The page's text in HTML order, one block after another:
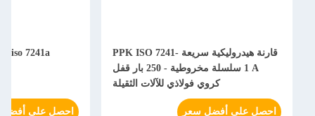
قارنة هيدروليكية سريعة PPK ISO 7241-
1 A سلسلة مخروطية - 250 بار قفل
كروي فولاذي للآلات الثقيلة
احصل على أفضل سعر احصل على